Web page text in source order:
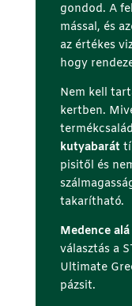
gondod. A
mással, és
az értékes
hogy
Nem kell
kertben.
kutyabarát
pisitől és
takarítható.
Medence
választás a
Ultimate
pázsit.